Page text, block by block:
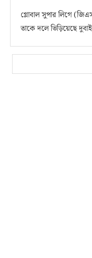
গ্লোবাল সুপার লিগে
তাকে দলে ভিড়িয়েছে